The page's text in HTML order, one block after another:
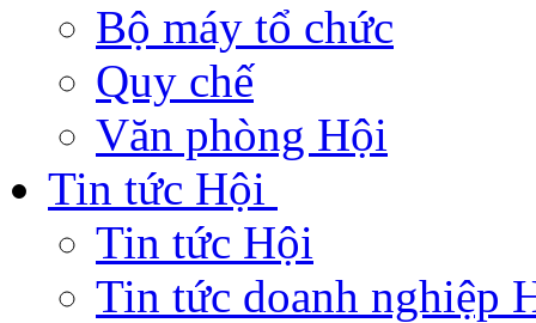
Bộ máy tổ chức
Quy chế
Văn phòng Hội
Tin tức Hội
Tin tức Hội
Tin tức doanh nghiệp